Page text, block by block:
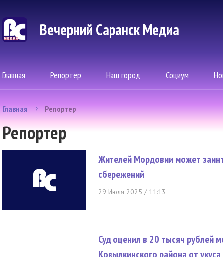
Вечерний Саранск Mедиа
Главная Репортер Наш город Социум
Главная Репортер
Репортер
Жителей Мордовии может
сбережений
29 Июля 2025 / 11:13
Суд оценил в 20 тысяч рублей
Ковылкинского района от